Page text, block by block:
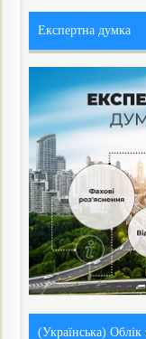
Експертна думка
(Українська)